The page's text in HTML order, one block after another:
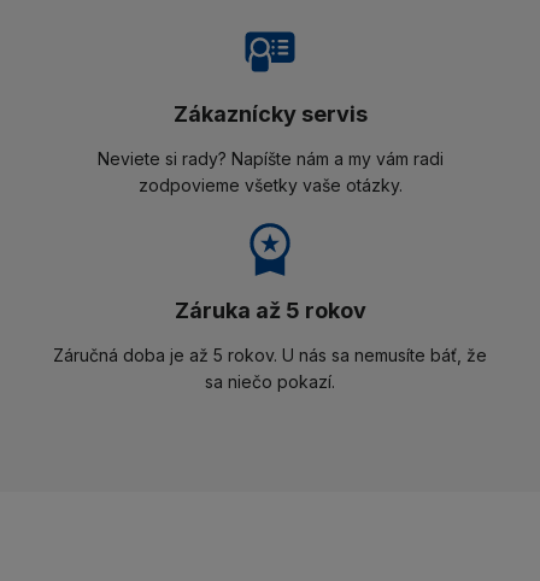
Zákaznícky servis
Neviete si rady? Napíšte nám a my vám radi
zodpovieme všetky vaše otázky.
Záruka až 5 rokov
Záručná doba je až 5 rokov. U nás sa nemusíte báť, že
sa niečo pokazí.